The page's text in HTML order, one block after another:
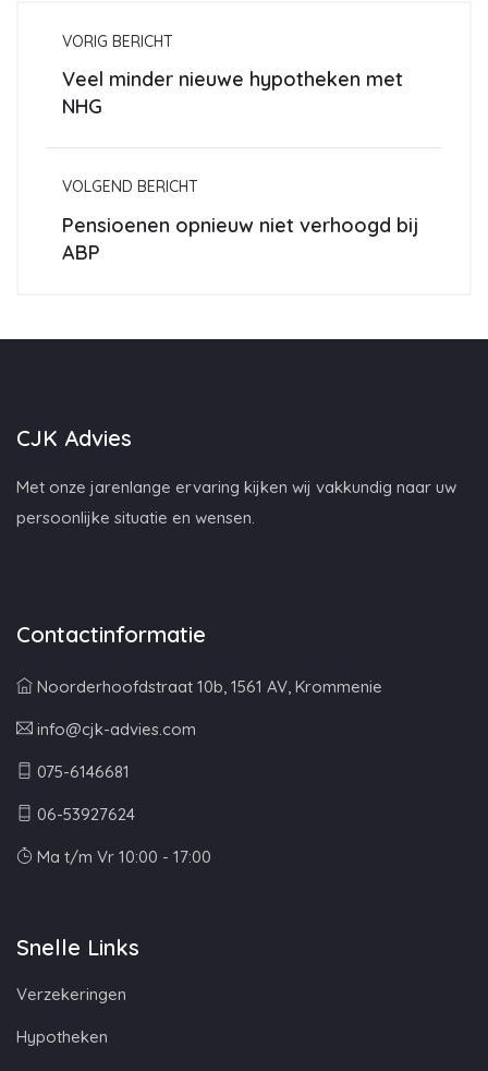
VORIG BERICHT
Veel minder nieuwe hypotheken met
NHG
VOLGEND BERICHT
Pensioenen opnieuw niet verhoogd bij
ABP
CJK Advies
Met onze jarenlange ervaring kijken wij vakkundig naar uw
persoonlijke situatie en wensen.
Contactinformatie
Noorderhoofdstraat 10b, 1561 AV, Krommenie
info@cjk-advies.com
075-6146681
06-53927624
Ma t/m Vr 10:00 - 17:00
Snelle Links
Verzekeringen
Hypotheken